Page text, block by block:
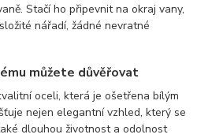
Stačí ho připevnit na okraj vany,
nářadí, žádné nevratné
můžete důvěřovat
oceli, která je ošetřena bílým
nejen elegantní vzhled, který se
dlouhou životnost a odolnost